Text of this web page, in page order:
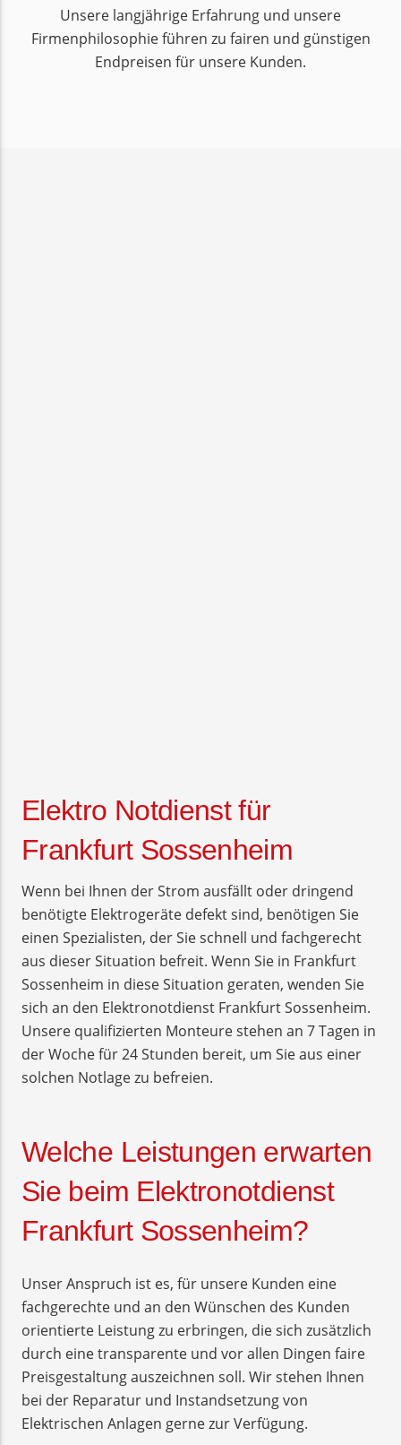
Unsere langjährige Erfahrung und unsere
Firmenphilosophie führen zu fairen und günstigen
Endpreisen für unsere Kunden.
Elektro Notdienst für
Frankfurt Sossenheim
Wenn bei Ihnen der Strom ausfällt oder dringend
benötigte Elektrogeräte defekt sind, benötigen Sie
einen Spezialisten, der Sie schnell und fachgerecht
aus dieser Situation befreit. Wenn Sie in Frankfurt
Sossenheim in diese Situation geraten, wenden Sie
sich an den Elektronotdienst Frankfurt Sossenheim.
Unsere qualifizierten Monteure stehen an 7 Tagen in
der Woche für 24 Stunden bereit, um Sie aus einer
solchen Notlage zu befreien.
Welche Leistungen erwarten
Sie beim Elektronotdienst
Frankfurt Sossenheim?
Unser Anspruch ist es, für unsere Kunden eine
fachgerechte und an den Wünschen des Kunden
orientierte Leistung zu erbringen, die sich zusätzlich
durch eine transparente und vor allen Dingen faire
Preisgestaltung auszeichnen soll. Wir stehen Ihnen
bei der Reparatur und Instandsetzung von
Elektrischen Anlagen gerne zur Verfügung.